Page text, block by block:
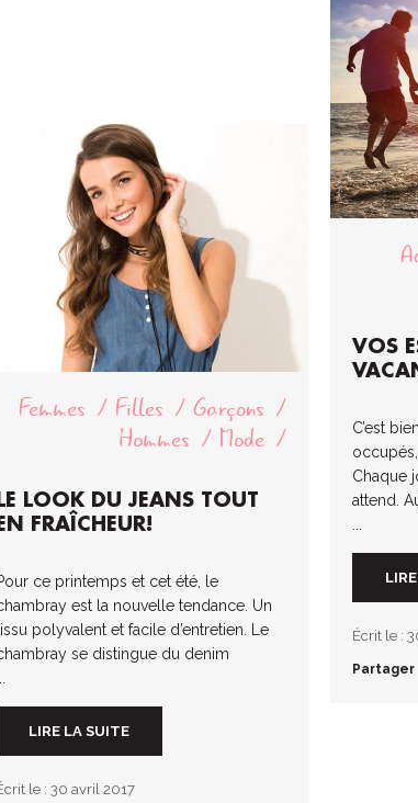
VOS
C’est
Chaque
attend.
Écrit le :
Partager
Femmes Filles
Garçons
Hommes
Mode
LE LOOK DU JEANS TOUT
EN FRAÎCHEUR!
ce printemps et cet été, le
est la nouvelle tendance. Un
polyvalent et facile d’entretien. Le
se distingue du denim
LIRE LA SUITE
le : 30 avril 2017